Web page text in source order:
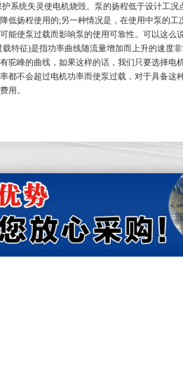
统失灵使电机烧毁。泵的扬程低于设计工况
低扬程使用的;另一种情况是，在使用中泵的
能使泵过载而影响泵的使用可靠性。可以这么
特征)是指功率曲线随流量增加而上升的速度
驼峰的曲线，如果这样的话，我们只要选择电
都不会超过电机功率而使泵过载，对于具备这
用。